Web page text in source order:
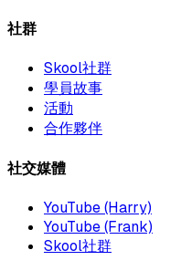
社群
Skool社群
學員故事
活動
合作夥伴
社交媒體
YouTube (Harry)
YouTube (Frank)
Skool社群